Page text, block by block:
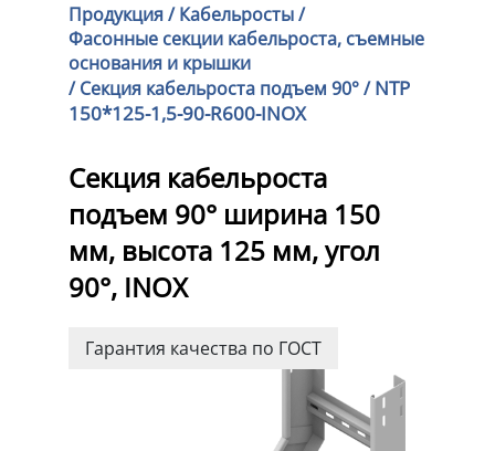
Продукция /Кабельросты /
Фасонные секции кабельроста, съемные
основания и крышки
/Секция кабельроста подъем 90° /NTP
150*125-1,5-90-R600-INOX
Секция кабельроста
подъем 90° ширина 150
мм, высота 125 мм, угол
90°, INOX
Гарантия качества по ГОСТ